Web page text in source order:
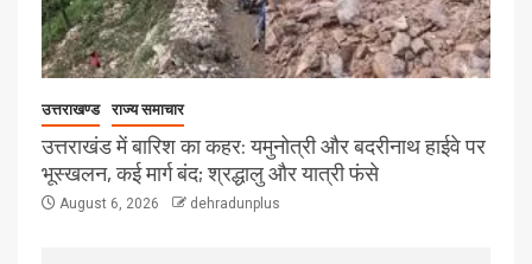
उत्तराखण्ड राज्य समाचार
उत्तराखंड में बारिश का कहर: यमुनोत्री और बदरीनाथ हाईवे पर
भूस्खलन, कई मार्ग बंद; श्रद्धालु और यात्री फंसे
August 6, 2026 dehradunplus